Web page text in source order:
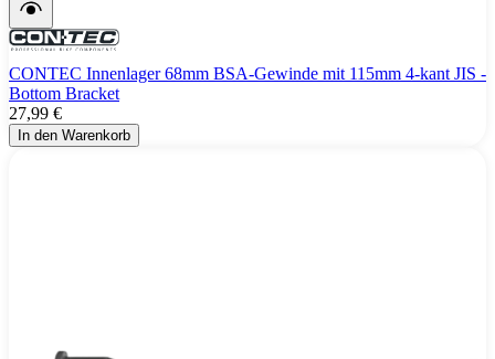
CONTEC Innenlager 68mm BSA-Gewinde mit 115mm 4-kant JIS -
Bottom Bracket
27,99 €
In den Warenkorb